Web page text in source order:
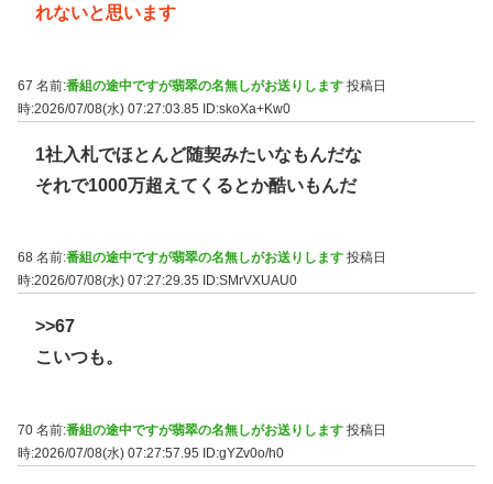
れないと思います
67 名前:番組の途中ですが翡翠の名無しがお送りします 投稿日
時:2026/07/08(水) 07:27:03.85 ID:skoXa+Kw0
1社入札でほとんど随契みたいなもんだな
それで1000万超えてくるとか酷いもんだ
68 名前:番組の途中ですが翡翠の名無しがお送りします 投稿日
時:2026/07/08(水) 07:27:29.35
ID:SMrVXUAU0
>>67
こいつも。
70 名前:番組の途中ですが翡翠の名無しがお送りします 投稿日
時:2026/07/08(水) 07:27:57.95 ID:gYZv0o/h0